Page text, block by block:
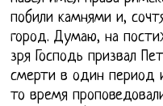
побили камнями и,
город. Думаю, на
зря Господь призвал
смерти в один период
то время